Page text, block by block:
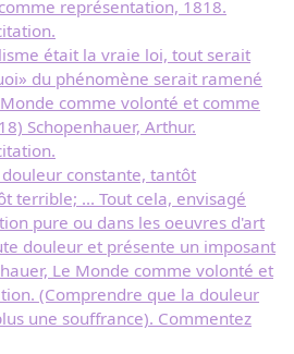
représentation, 1818.
était la vraie loi, tout serait
du phénomène serait ramené
comme volonté et comme
Schopenhauer, Arthur.
constante, tantôt
terrible; ... Tout cela, envisagé
pure ou dans les oeuvres d'art
douleur et présente un imposant
Le Monde comme volonté et
(Comprendre que la douleur
une souffrance). Commentez